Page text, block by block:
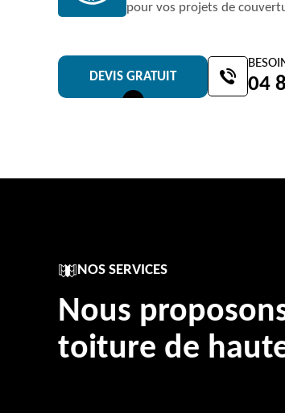
pour vos projets de
DEVIS GRATUIT 04
NOS SERVICES
Nous
toiture de